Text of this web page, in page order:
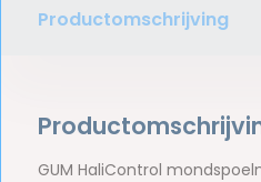
Productomschrijving
GUM HaliControl